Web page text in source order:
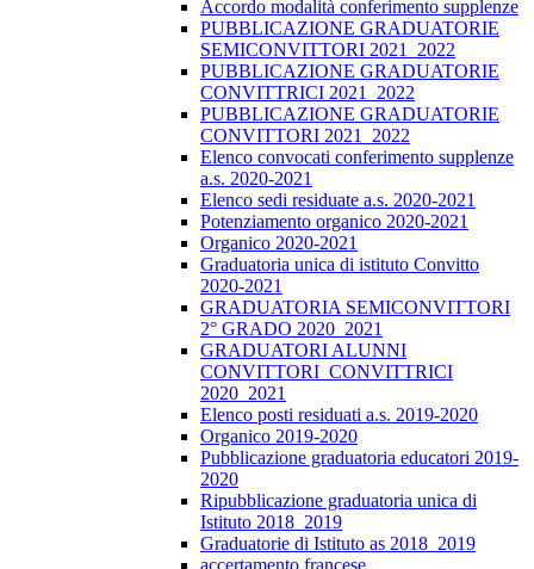
Accordo modalità conferimento supplenze
PUBBLICAZIONE GRADUATORIE
SEMICONVITTORI 2021_2022
PUBBLICAZIONE GRADUATORIE
CONVITTRICI 2021_2022
PUBBLICAZIONE GRADUATORIE
CONVITTORI 2021_2022
Elenco convocati conferimento supplenze
a.s. 2020-2021
Elenco sedi residuate a.s. 2020-2021
Potenziamento organico 2020-2021
Organico 2020-2021
Graduatoria unica di istituto Convitto
2020-2021
GRADUATORIA SEMICONVITTORI
2° GRADO 2020_2021
GRADUATORI ALUNNI
CONVITTORI_CONVITTRICI
2020_2021
Elenco posti residuati a.s. 2019-2020
Organico 2019-2020
Pubblicazione graduatoria educatori 2019-
2020
Ripubblicazione graduatoria unica di
Istituto 2018_2019
Graduatorie di Istituto as 2018_2019